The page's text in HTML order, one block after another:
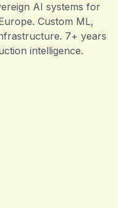
AI systems for
Custom ML,
7+ years
intelligence.